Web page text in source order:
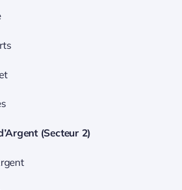
(Secteur 2)